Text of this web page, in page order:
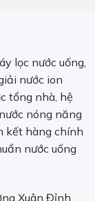
lọc nước uống,
nước ion
tổng nhà, hệ
nóng năng
kết hàng chính
nước uống
Xuân Đỉnh,